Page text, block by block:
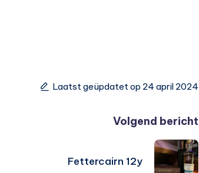
Laatst geüpdatet op 24 april 2024
Volgend bericht
Fettercairn 12y